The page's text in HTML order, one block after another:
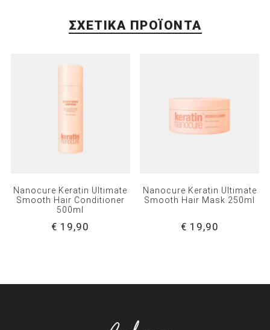
ΣΧΕΤΙΚΆ ΠΡΟΪΌΝΤΑ
Nanocure Keratin Ultimate
Smooth Hair Conditioner
500ml
€ 19,90
Nanocure Keratin Ultimate
Smooth Hair Mask 250ml
€ 19,90